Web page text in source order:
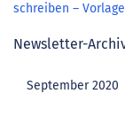
schreiben –
Newsletter-
September 2020